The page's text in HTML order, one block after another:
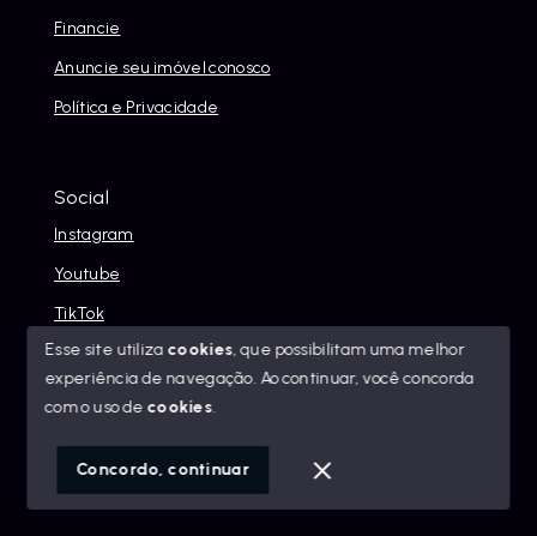
Financie
Anuncie seu imóvel conosco
Política e Privacidade
Social
Instagram
Youtube
TikTok
© Copyright 2026 - Alexandre Abreu Imóveis - Todos os
SITE PARA IMOBILIARIA
Esse site utiliza cookies, que possibilitam uma melhor
experiência de navegação.Ao continuar, você concorda
com o uso de cookies.
Concordo, continuar